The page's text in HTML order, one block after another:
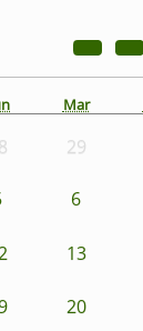
Mar
29
6
13
20